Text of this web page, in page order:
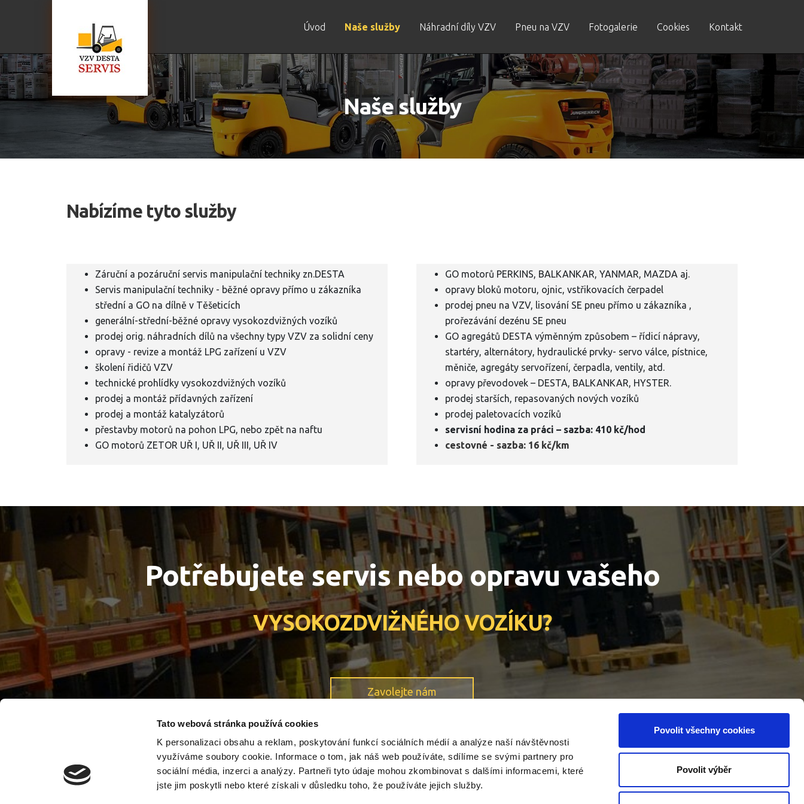
Tato webová stránka používá cookies
K personalizaci obsahu a reklam, poskytování funkcí sociálních médií a analýze naší návštěvnosti
využíváme soubory cookie. Informace o tom, jak náš web používáte, sdílíme se svými partnery pro
sociální média, inzerci a analýzy. Partneři tyto údaje mohou zkombinovat s dalšími informacemi, které
jste jim poskytli nebo které získali v důsledku toho, že používáte jejich služby.
Povolit všechny cookies
Povolit výběr
Úvod Naše služby Náhradní díly VZV Pneu na VZV Fotogalerie Cookies Kontakt
Naše služby
Nabízíme tyto služby
Záruční a pozáruční servis manipulační techniky zn.DESTA
Servis manipulační techniky - běžné opravy přímo u zákazníka
střední a GO na dílně v Těšeticích
generální-střední-běžné opravy vysokozdvižných vozíků
prodej orig. náhradních dílů na všechny typy VZV za solidní ceny
opravy - revize a montáž LPG zařízení u VZV
školení řidičů VZV
technické prohlídky vysokozdvižných vozíků
prodej a montáž přídavných zařízení
prodej a montáž katalyzátorů
přestavby motorů na pohon LPG, nebo zpět na naftu
GO motorů ZETOR UŘ I, UŘ II, UŘ III, UŘ IV
GO motorů PERKINS, BALKANKAR, YANMAR, MAZDA aj.
opravy bloků motoru, ojnic, vstřikovacích čerpadel
prodej pneu na VZV, lisování SE pneu přímo u zákazníka ,
prořezávání dezénu SE pneu
GO agregátů DESTA výměnným způsobem – řídicí nápravy,
startéry, alternátory, hydraulické prvky- servo válce, pístnice,
měniče, agregáty servořízení, čerpadla, ventily, atd.
opravy převodovek – DESTA, BALKANKAR, HYSTER.
prodej starších, repasovaných nových vozíků
prodej paletovacích vozíků
servisní hodina za práci – sazba: 410 kč/hod
cestovné - sazba: 16 kč/km​
Potřebujete servis nebo opravu vašeho
VYSOKOZDVIŽNÉHO VOZÍKU?
Zavolejte nám
VZV DESTA SERVIS - Těšetice 34 - Areál ZD Těšetice | Servis a opravy vysokozdvižných vozíků